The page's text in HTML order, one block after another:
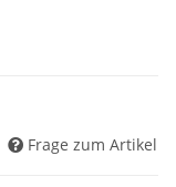
Frage zum Artikel